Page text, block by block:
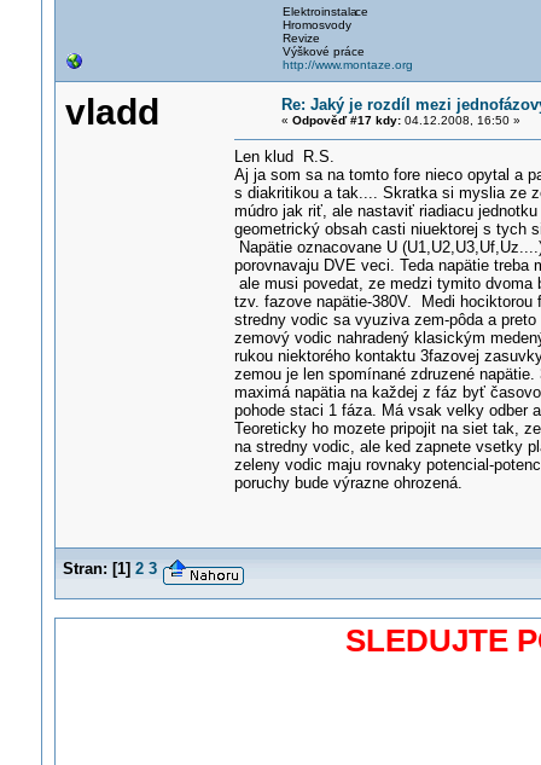
Elektroinstalace
Hromosvody
Revize
Výškové práce
http://www.montaze.org
vladd Re: Jaký je rozdíl mezi
« Odpověď #17 kdy:04.12.2008, 16:50 »
Len klud R.S.
Aj ja som sa na tomto fore nieco opytal a
s diakritikou a tak.... Skratka si myslia ze
múdro jak riť, ale nastaviť riadiacu
geometrický obsah casti niuektorej s tych
Napätie oznacovane U
porovnavaju DVE veci. Teda napätie
ale musi povedat, ze medzi tymito
tzv. fazove napätie-380V. Medi hociktorou
stredny vodic sa vyuziva zem-pôda a
zemový vodic nahradený klasickým
rukou niektorého kontaktu 3fazovej
zemou je len spomínané zdruzené
maximá napätia na každej z fáz byť
pohode staci 1 fáza. Má vsak velky odber
Teoreticky ho mozete pripojit na siet tak,
na stredny vodic, ale ked zapnete vsetky
zeleny vodic maju rovnaky potencial-
poruchy bude výrazne ohrozená.
Stran: [1] 2 3
SLEDUJTE